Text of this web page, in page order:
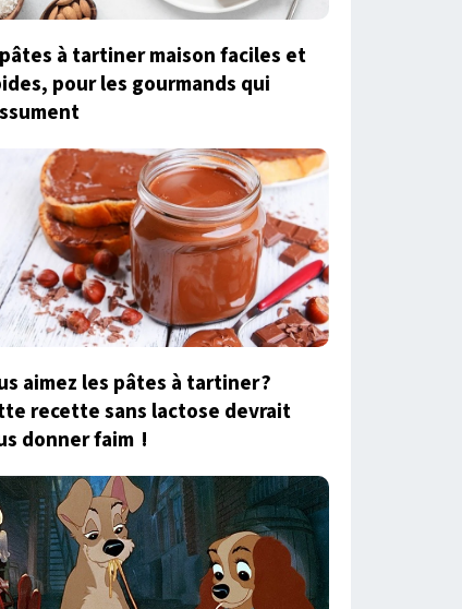
à tartiner maison faciles et
pour les gourmands qui
aimez les pâtes à tartiner ?
recette sans lactose devrait
donner faim !